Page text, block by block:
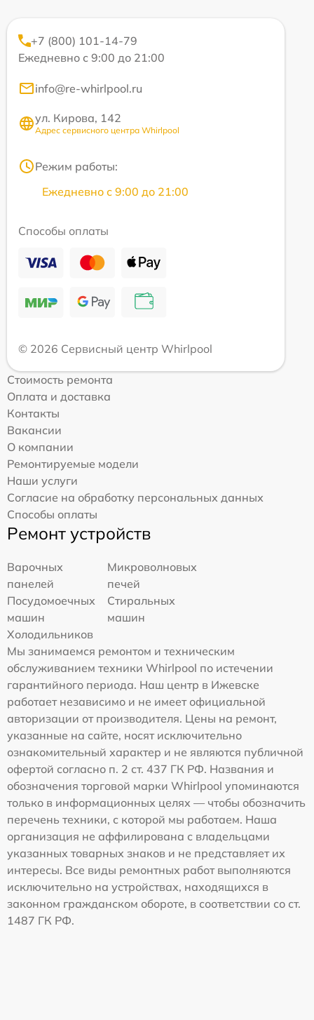
+7 (800) 101-14-79
Ежедневно с 9:00 до 21:00
info@re-whirlpool.ru
ул. Кирова, 142
Адрес сервисного центра Whirlpool
Режим работы:
Ежедневно с 9:00 до 21:00
Способы оплаты
© 2026 Сервисный центр Whirlpool
Стоимость ремонта
Оплата и доставка
Контакты
Вакансии
О компании
Ремонтируемые модели
Наши услуги
Согласие на обработку персональных данных
Способы оплаты
Ремонт устройств
Варочных
панелей
Микроволновых
печей
Посудомоечных
машин
Стиральных
машин
Холодильников
Мы занимаемся ремонтом и техническим
обслуживанием техники Whirlpool по истечении
гарантийного периода. Наш центр в Ижевске
работает независимо и не имеет официальной
авторизации от производителя. Цены на ремонт,
указанные на сайте, носят исключительно
ознакомительный характер и не являются публичной
офертой согласно п. 2 ст. 437 ГК РФ. Названия и
обозначения торговой марки Whirlpool упоминаются
только в информационных целях — чтобы обозначить
перечень техники, с которой мы работаем. Наша
организация не аффилирована с владельцами
указанных товарных знаков и не представляет их
интересы. Все виды ремонтных работ выполняются
исключительно на устройствах, находящихся в
законном гражданском обороте, в соответствии со ст.
1487 ГК РФ.